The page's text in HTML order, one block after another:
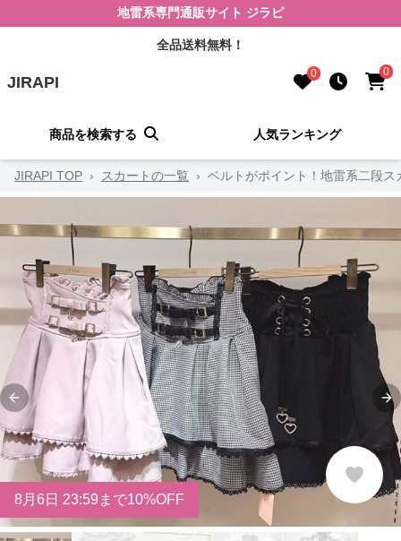
地雷系専門通販サイト ジラピ
全品送料無料！
JIRAPI 0 0
商品を検索する 人気ランキング
JIRAPI TOP › スカートの一覧 › ベルトがポイント！地雷系二段ス
Previous slide
8月 6 日 23:59まで10%OFF